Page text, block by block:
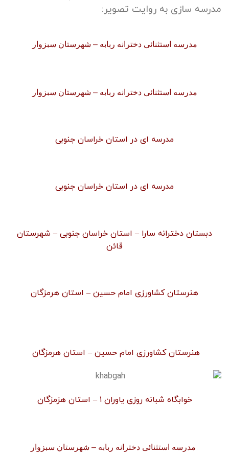
مدرسه سازی به روایت تصویر:
مدرسه استثنائی دخترانه ربابه – شهرستان سبزوار
مدرسه استثنائی دخترانه ربابه – شهرستان سبزوار
مدرسه ای در استان خراسان جنوبی
مدرسه ای در استان خراسان جنوبی
دبستان دخترانه سارا – استان خراسان جنوبی – شهرستان
قائن
هنرستان کشاورزی امام حسین – استان هرمزگان
هنرستان کشاورزی امام حسین – استان هرمزگان
خوابگاه شبانه روزی یاوران ۱ – استان هزمزگان
مدرسه استثنائی دخترانه ربابه – شهرستان سبزوار